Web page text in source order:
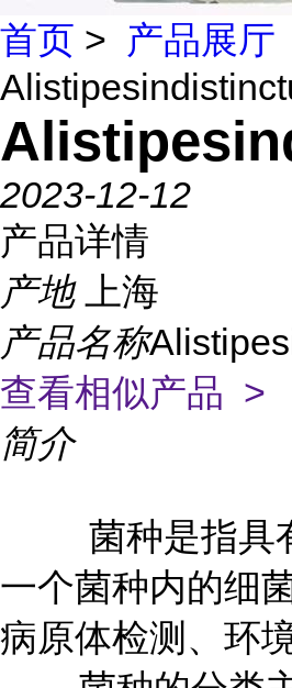
首页 > 产品展厅
2023-12-12
产品详情
产地
上海
产品名称
查看相似产品 >
简介
菌种是指具有
一个菌种内的细
病原体检测、环